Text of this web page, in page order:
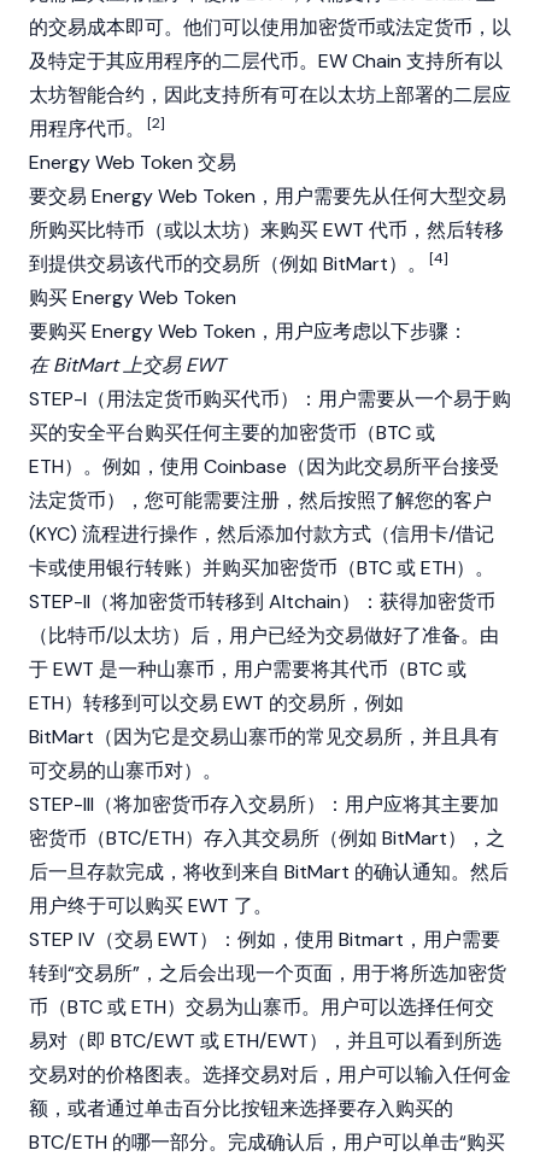
的交易成本即可。他们可以使用加密货币或法定货币，以
及特定于其应用程序的二层代币。EW Chain 支持所有以
太坊智能合约，因此支持所有可在以太坊上部署的二层应
用程序代币。
[2]
Energy Web Token 交易
要交易 Energy Web Token，用户需要先从任何大型交易
所购买比特币（或以太坊）来购买 EWT 代币，然后转移
到提供交易该代币的交易所（例如 BitMart）。
[4]
购买 Energy Web Token
要购买 Energy Web Token，用户应考虑以下步骤：
在 BitMart 上交易 EWT
STEP-I（用法定货币购买代币）：用户需要从一个易于购
买的安全平台购买任何主要的加密货币（BTC 或
ETH）。例如，使用 Coinbase（因为此交易所平台接受
法定货币），您可能需要注册，然后按照了解您的客户
(KYC) 流程进行操作，然后添加付款方式（信用卡/借记
卡或使用银行转账）并购买加密货币（BTC 或 ETH）。
STEP-II（将加密货币转移到 Altchain）：获得加密货币
（比特币/以太坊）后，用户已经为交易做好了准备。由
于 EWT 是一种山寨币，用户需要将其代币（BTC 或
ETH）转移到可以交易 EWT 的交易所，例如
BitMart（因为它是交易山寨币的常见交易所，并且具有
可交易的山寨币对）。
STEP-III（将加密货币存入交易所）：用户应将其主要加
密货币（BTC/ETH）存入其交易所（例如 BitMart），之
后一旦存款完成，将收到来自 BitMart 的确认通知。然后
用户终于可以购买 EWT 了。
STEP IV（交易 EWT）：例如，使用 Bitmart，用户需要
转到“交易所”，之后会出现一个页面，用于将所选加密货
币（BTC 或 ETH）交易为山寨币。用户可以选择任何交
易对（即 BTC/EWT 或 ETH/EWT），并且可以看到所选
交易对的价格图表。选择交易对后，用户可以输入任何金
额，或者通过单击百分比按钮来选择要存入购买的
BTC/ETH 的哪一部分。完成确认后，用户可以单击“购买